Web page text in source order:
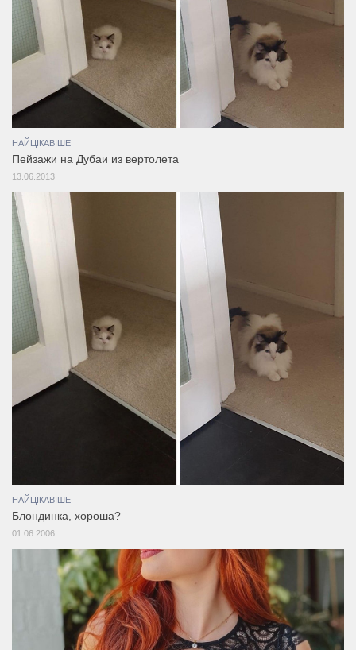
НАЙЦІКАВІШЕ
Пейзажи на Дубаи из вертолета
13.06.2013
НАЙЦІКАВІШЕ
Блондинка, хороша?
01.06.2006